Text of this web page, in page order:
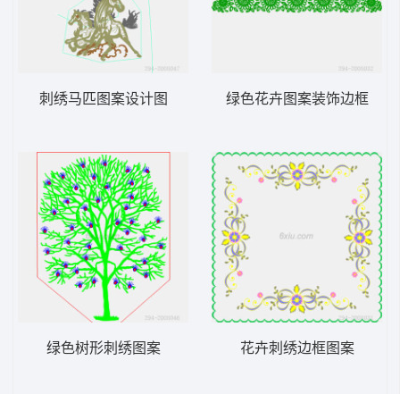
刺绣马匹图案设计图
绿色树形刺绣图案
绿色花卉图案装饰边框
花卉刺绣边框图案